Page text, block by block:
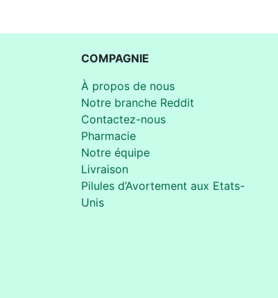
COMPAGNIE
À propos de nous
Notre branche Reddit
Contactez-nous
Pharmacie
Notre équipe
Livraison
Pilules d’Avortement aux Etats-
Unis